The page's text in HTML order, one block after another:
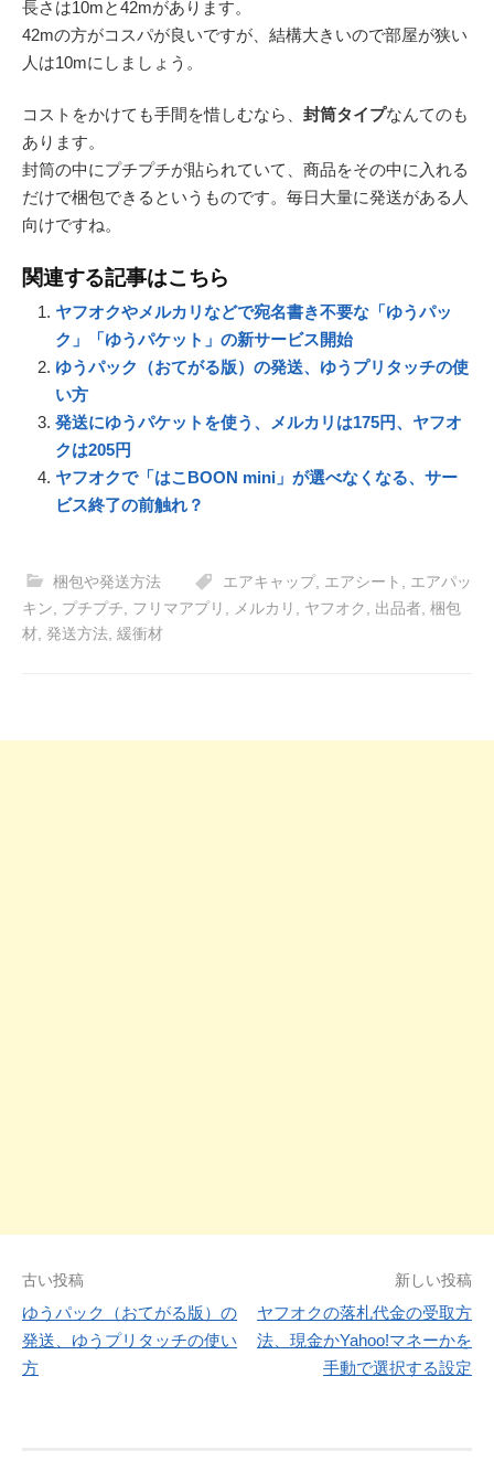
長さは10mと42mがあります。
42mの方がコスパが良いですが、結構大きいので部屋が狭い
人は10mにしましょう。
コストをかけても手間を惜しむなら、 封筒タイプなんてのも
あります。
封筒の中にプチプチが貼られていて、商品をその中に入れる
だけで梱包できるというものです。毎日大量に発送がある人
向けですね。
関連する記事はこちら
ヤフオクやメルカリなどで宛名書き不要な「ゆうパッ
ク」「ゆうパケット」の新サービス開始
ゆうパック（おてがる版）の発送、ゆうプリタッチの使
い方
発送にゆうパケットを使う、メルカリは175円、ヤフオ
クは205円
ヤフオクで「はこBOON mini」が選べなくなる、サー
ビス終了の前触れ？
梱包や発送方法 エアキャップ, エアシート
エアパッ
キン, プチプチ, フリマアプリ , メルカリ , ヤフオク, 出品者, 梱包
材, 発送方法, 緩衝材
投
稿
ナ
古い投稿
ゆうパック（おてがる版）の
発送、ゆうプリタッチの使い
方
新しい投稿
ヤフオクの落札代金の受取方
法、現金かYahoo!マネーかを
手動で選択する設定